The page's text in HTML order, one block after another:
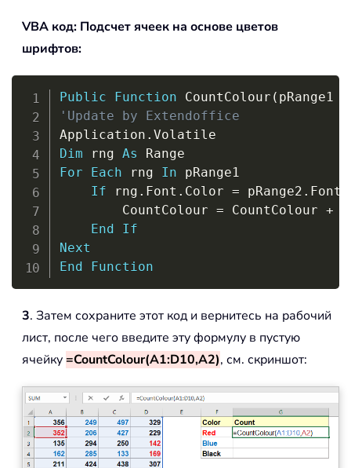
VBA код: Подсчет ячеек на основе цветов
шрифтов:
Public Function CountColour ( pRange1
'Update by Extendoffice
Application .
Dim rng As
For
Each rng In pRange1
If rng . Font . Color = pRange2 . Font
        CountColour
= CountColour +
End
If
Next
End
Function
Copy
3. Затем сохраните этот код и вернитесь на рабочий
лист, после чего введите эту формулу в пустую
ячейку=CountColour(A1:D10,A2), см. скриншот: